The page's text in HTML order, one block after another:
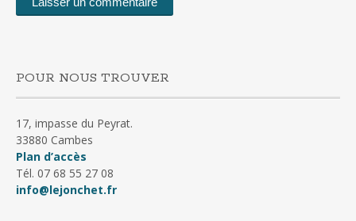
POUR NOUS TROUVER
17, impasse du Peyrat.
33880 Cambes
Plan d’accès
Tél. 07 68 55 27 08
info@lejonchet.fr